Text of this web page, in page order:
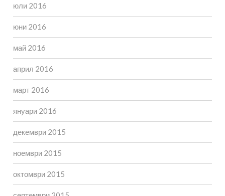
юли 2016
юни 2016
май 2016
април 2016
март 2016
януари 2016
декември 2015
ноември 2015
октомври 2015